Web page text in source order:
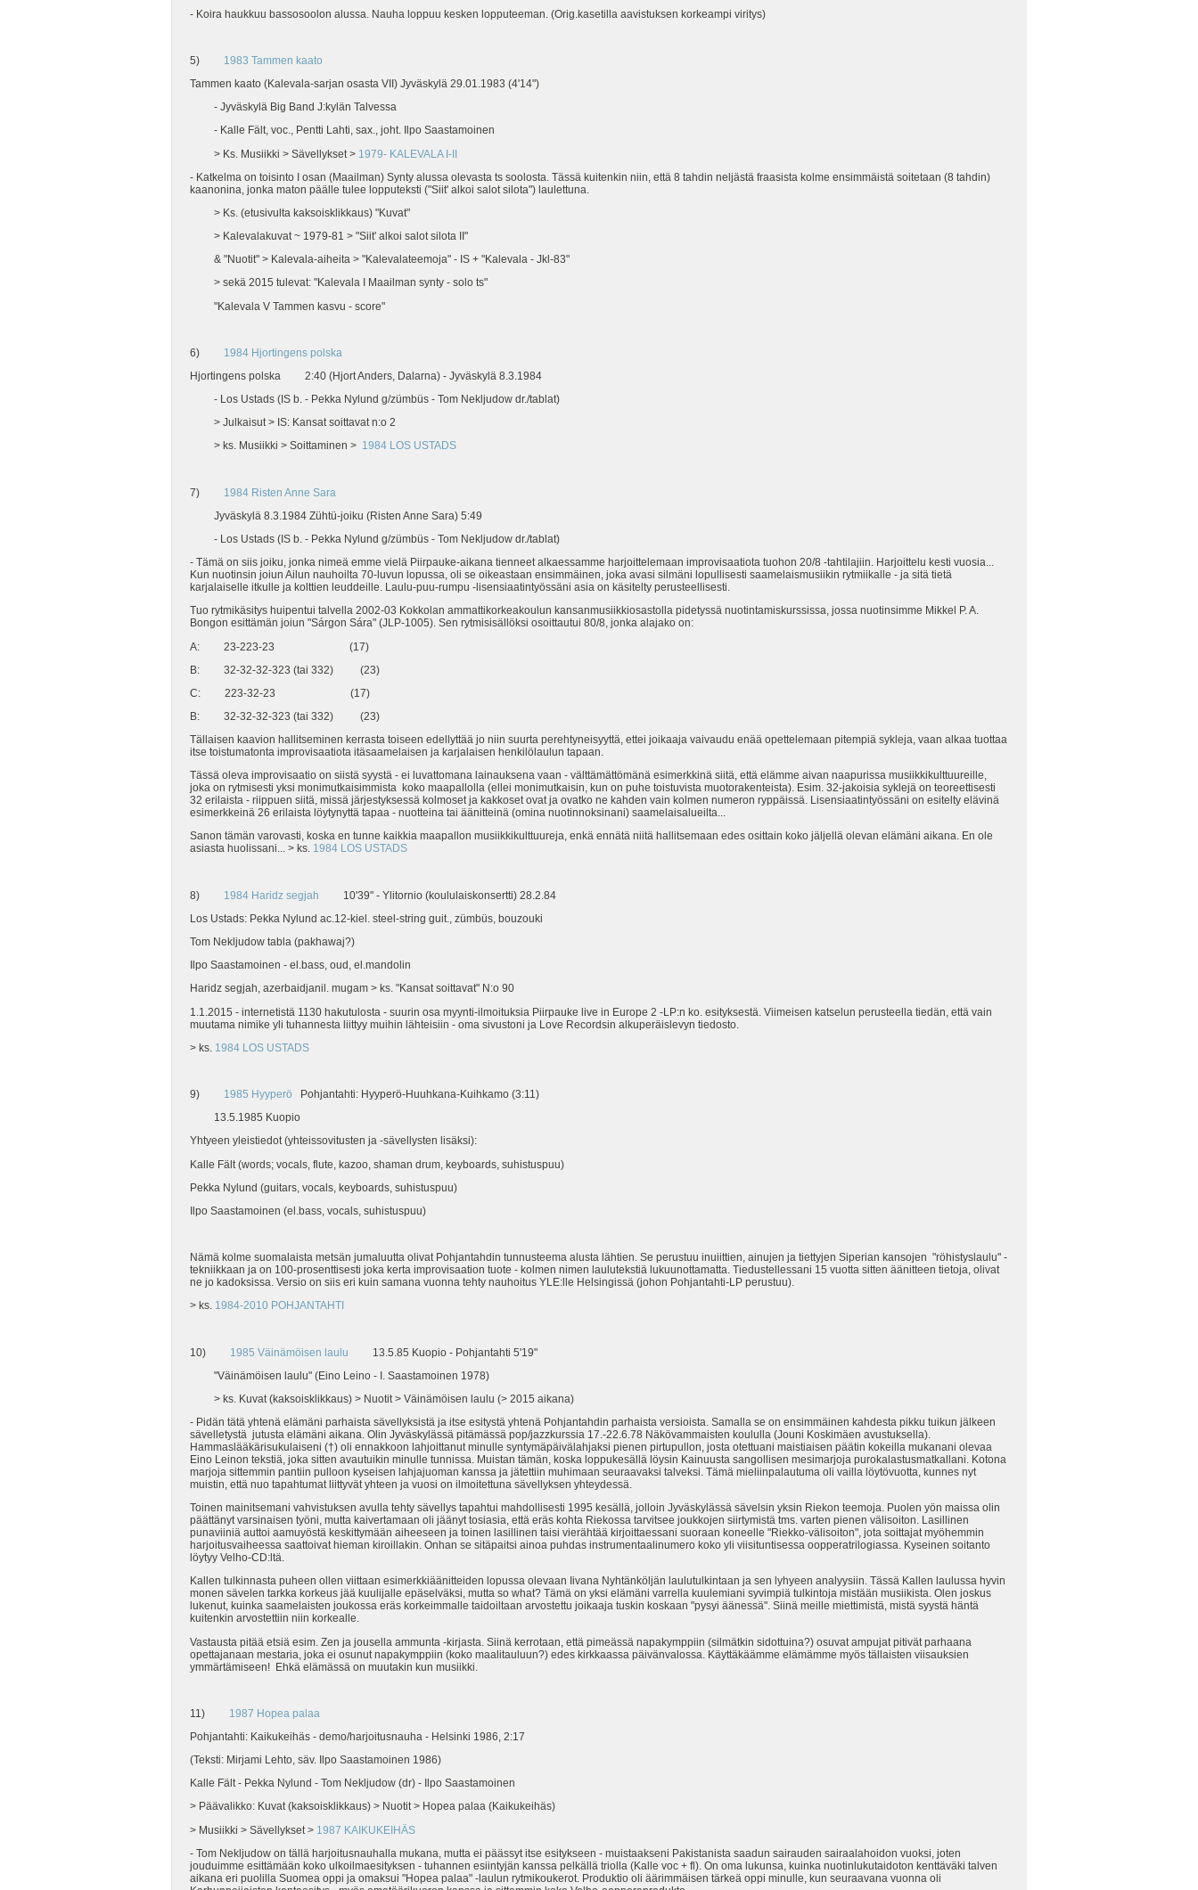
- Koira haukkuu bassosoolon alussa. Nauha loppuu kesken lopputeeman. (Orig.kasetilla aavistuksen korkeampi viritys)
5) 1983 Tammen kaato
Tammen kaato (Kalevala-sarjan osasta VII) Jyväskylä 29.01.1983 (4'14")
- Jyväskylä Big Band J:kylän Talvessa
- Kalle Fält, voc., Pentti Lahti, sax., joht. Ilpo Saastamoinen
> Ks. Musiikki > Sävellykset > 1979- KALEVALA I-II
- Katkelma on toisinto I osan (Maailman) Synty alussa olevasta ts soolosta. Tässä kuitenkin niin, että 8 tahdin neljästä fraasista kolme ensimmäistä soitetaan (8 tahdin)
kaanonina, jonka maton päälle tulee lopputeksti ("Siit' alkoi salot silota") laulettuna.
> Ks. (etusivulta kaksoisklikkaus) "Kuvat"
> Kalevalakuvat ~ 1979-81 > "Siit' alkoi salot silota II"
& "Nuotit" > Kalevala-aiheita > "Kalevalateemoja" - IS + "Kalevala - Jkl-83"
> sekä 2015 tulevat: "Kalevala I Maailman synty - solo ts"
"Kalevala V Tammen kasvu - score"
6) 1984 Hjortingens polska
Hjortingens polska 2:40 (Hjort Anders, Dalarna) - Jyväskylä 8.3.1984
- Los Ustads (IS b. - Pekka Nylund g/zümbüs - Tom Nekljudow dr./tablat)
> Julkaisut > IS: Kansat soittavat n:o 2
> ks. Musiikki > Soittaminen > 1984 LOS USTADS
7) 1984 Risten Anne Sara
Jyväskylä 8.3.1984 Zühtü-joiku (Risten Anne Sara) 5:49
- Los Ustads (IS b. - Pekka Nylund g/zümbüs - Tom Nekljudow dr./tablat)
- Tämä on siis joiku, jonka nimeä emme vielä Piirpauke-aikana tienneet alkaessamme harjoittelemaan improvisaatiota tuohon 20/8 -tahtilajiin. Harjoittelu kesti vuosia...
Kun nuotinsin joiun Ailun nauhoilta 70-luvun lopussa, oli se oikeastaan ensimmäinen, joka avasi silmäni lopullisesti saamelaismusiikin rytmiikalle - ja sitä tietä
karjalaiselle itkulle ja kolttien leuddeille. Laulu-puu-rumpu -lisensiaatintyössäni asia on käsitelty perusteellisesti.
Tuo rytmikäsitys huipentui talvella 2002-03 Kokkolan ammattikorkeakoulun kansanmusiikkiosastolla pidetyssä nuotintamiskurssissa, jossa nuotinsimme Mikkel P. A.
Bongon esittämän joiun "Sárgon Sára" (JLP-1005). Sen rytmisisällöksi osoittautui 80/8, jonka alajako on:
A: 23-223-23 (17)
B: 32-32-32-323 (tai 332) (23)
C: 223-32-23 (17)
B: 32-32-32-323 (tai 332) (23)
Tällaisen kaavion hallitseminen kerrasta toiseen edellyttää jo niin suurta perehtyneisyyttä, ettei joikaaja vaivaudu enää opettelemaan pitempiä sykleja, vaan alkaa tuottaa
itse toistumatonta improvisaatiota itäsaamelaisen ja karjalaisen henkilölaulun tapaan.
Tässä oleva improvisaatio on siistä syystä - ei luvattomana lainauksena vaan - välttämättömänä esimerkkinä siitä, että elämme aivan naapurissa musiikkikulttuureille,
joka on rytmisesti yksi monimutkaisimmista koko maapallolla (ellei monimutkaisin, kun on puhe toistuvista muotorakenteista). Esim. 32-jakoisia syklejä on teoreettisesti
32 erilaista - riippuen siitä, missä järjestyksessä kolmoset ja kakkoset ovat ja ovatko ne kahden vain kolmen numeron ryppäissä. Lisensiaatintyössäni on esitelty elävinä
esimerkkeinä 26 erilaista löytynyttä tapaa - nuotteina tai äänitteinä (omina nuotinnoksinani) saamelaisalueilta...
Sanon tämän varovasti, koska en tunne kaikkia maapallon musiikkikulttuureja, enkä ennätä niitä hallitsemaan edes osittain koko jäljellä olevan elämäni aikana. En ole
asiasta huolissani... > ks. 1984 LOS USTADS
8) 1984 Haridz segjah 10'39" - Ylitornio (koululaiskonsertti) 28.2.84
Los Ustads: Pekka Nylund ac.12-kiel. steel-string guit., zümbüs, bouzouki
Tom Nekljudow tabla (pakhawaj?)
Ilpo Saastamoinen - el.bass, oud, el.mandolin
Haridz segjah, azerbaidjanil. mugam > ks. "Kansat soittavat" N:o 90
1.1.2015 - internetistä 1130 hakutulosta - suurin osa myynti-ilmoituksia Piirpauke live in Europe 2 -LP:n ko. esityksestä. Viimeisen katselun perusteella tiedän, että vain
muutama nimike yli tuhannesta liittyy muihin lähteisiin - oma sivustoni ja Love Recordsin alkuperäislevyn tiedosto.
> ks. 1984 LOS USTADS
9) 1985 Hyyperö Pohjantahti: Hyyperö-Huuhkana-Kuihkamo (3:11)
13.5.1985 Kuopio
Yhtyeen yleistiedot (yhteissovitusten ja -sävellysten lisäksi):
Kalle Fält (words; vocals, flute, kazoo, shaman drum, keyboards, suhistuspuu)
Pekka Nylund (guitars, vocals, keyboards, suhistuspuu)
Ilpo Saastamoinen (el.bass, vocals, suhistuspuu)
Nämä kolme suomalaista metsän jumaluutta olivat Pohjantahdin tunnusteema alusta lähtien. Se perustuu inuiittien, ainujen ja tiettyjen Siperian kansojen "röhistyslaulu" -
tekniikkaan ja on 100-prosenttisesti joka kerta improvisaation tuote - kolmen nimen laulutekstiä lukuunottamatta. Tiedustellessani 15 vuotta sitten äänitteen tietoja, olivat
ne jo kadoksissa. Versio on siis eri kuin samana vuonna tehty nauhoitus YLE:lle Helsingissä (johon Pohjantahti-LP perustuu).
> ks. 1984-2010 POHJANTAHTI
10) 1985 Väinämöisen laulu 13.5.85 Kuopio - Pohjantahti 5'19"
"Väinämöisen laulu" (Eino Leino - I. Saastamoinen 1978)
> ks. Kuvat (kaksoisklikkaus) > Nuotit > Väinämöisen laulu (> 2015 aikana)
- Pidän tätä yhtenä elämäni parhaista sävellyksistä ja itse esitystä yhtenä Pohjantahdin parhaista versioista. Samalla se on ensimmäinen kahdesta pikku tuikun jälkeen
sävelletystä jutusta elämäni aikana. Olin Jyväskylässä pitämässä pop/jazzkurssia 17.-22.6.78 Näkövammaisten koululla (Jouni Koskimäen avustuksella).
Hammaslääkärisukulaiseni (†) oli ennakkoon lahjoittanut minulle syntymäpäivälahjaksi pienen pirtupullon, josta otettuani maistiaisen päätin kokeilla mukanani olevaa
Eino Leinon tekstiä, joka sitten avautuikin minulle tunnissa. Muistan tämän, koska loppukesällä löysin Kainuusta sangollisen mesimarjoja purokalastusmatkallani. Kotona
marjoja sittemmin pantiin pulloon kyseisen lahjajuoman kanssa ja jätettiin muhimaan seuraavaksi talveksi. Tämä mieliinpalautuma oli vailla löytövuotta, kunnes nyt
muistin, että nuo tapahtumat liittyvät yhteen ja vuosi on ilmoitettuna sävellyksen yhteydessä.
Toinen mainitsemani vahvistuksen avulla tehty sävellys tapahtui mahdollisesti 1995 kesällä, jolloin Jyväskylässä sävelsin yksin Riekon teemoja. Puolen yön maissa olin
päättänyt varsinaisen työni, mutta kaivertamaan oli jäänyt tosiasia, että eräs kohta Riekossa tarvitsee joukkojen siirtymistä tms. varten pienen välisoiton. Lasillinen
punaviiniä auttoi aamuyöstä keskittymään aiheeseen ja toinen lasillinen taisi vierähtää kirjoittaessani suoraan koneelle "Riekko-välisoiton", jota soittajat myöhemmin
harjoitusvaiheessa saattoivat hieman kiroillakin. Onhan se sitäpaitsi ainoa puhdas instrumentaalinumero koko yli viisituntisessa oopperatrilogiassa. Kyseinen soitanto
löytyy Velho-CD:ltä.
Kallen tulkinnasta puheen ollen viittaan esimerkkiäänitteiden lopussa olevaan Iivana Nyhtänköljän laulutulkintaan ja sen lyhyeen analyysiin. Tässä Kallen laulussa hyvin
monen sävelen tarkka korkeus jää kuulijalle epäselväksi, mutta so what? Tämä on yksi elämäni varrella kuulemiani syvimpiä tulkintoja mistään musiikista. Olen joskus
lukenut, kuinka saamelaisten joukossa eräs korkeimmalle taidoiltaan arvostettu joikaaja tuskin koskaan "pysyi äänessä". Siinä meille miettimistä, mistä syystä häntä
kuitenkin arvostettiin niin korkealle.
Vastausta pitää etsiä esim. Zen ja jousella ammunta -kirjasta. Siinä kerrotaan, että pimeässä napakymppiin (silmätkin sidottuina?) osuvat ampujat pitivät parhaana
opettajanaan mestaria, joka ei osunut napakymppiin (koko maalitauluun?) edes kirkkaassa päivänvalossa. Käyttäkäämme elämämme myös tällaisten viisauksien
ymmärtämiseen! Ehkä elämässä on muutakin kun musiikki.
11) 1987 Hopea palaa
Pohjantahti: Kaikukeihäs - demo/harjoitusnauha - Helsinki 1986, 2:17
(Teksti: Mirjami Lehto, säv. Ilpo Saastamoinen 1986)
Kalle Fält - Pekka Nylund - Tom Nekljudow (dr) - Ilpo Saastamoinen
> Päävalikko: Kuvat (kaksoisklikkaus) > Nuotit > Hopea palaa (Kaikukeihäs)
> Musiikki > Sävellykset > 1987 KAIKUKEIHÄS
- Tom Nekljudow on tällä harjoitusnauhalla mukana, mutta ei päässyt itse esitykseen - muistaakseni Pakistanista saadun sairauden sairaalahoidon vuoksi, joten
jouduimme esittämään koko ulkoilmaesityksen - tuhannen esiintyjän kanssa pelkällä triolla (Kalle voc + fl). On oma lukunsa, kuinka nuotinlukutaidoton kenttäväki talven
aikana eri puolilla Suomea oppi ja omaksui "Hopea palaa" -laulun rytmikoukerot. Produktio oli äärimmäisen tärkeä oppi minulle, kun seuraavana vuonna oli